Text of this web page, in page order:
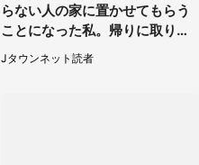
らない人の家に置かせてもらう
ことになった私。帰りに取りに
行くと、なんと...（東京都・40
代女性）
Jタウンネット読者